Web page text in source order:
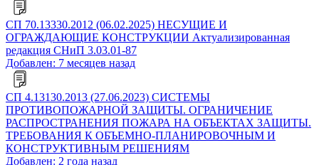
СП 70.13330.2012 (06.02.2025) НЕСУЩИЕ И
ОГРАЖДАЮЩИЕ КОНСТРУКЦИИ Актуализированная
редакция СНиП 3.03.01-87
Добавлен: 7 месяцев назад
СП 4.13130.2013 (27.06.2023) СИСТЕМЫ
ПРОТИВОПОЖАРНОЙ ЗАЩИТЫ. ОГРАНИЧЕНИЕ
РАСПРОСТРАНЕНИЯ ПОЖАРА НА ОБЪЕКТАХ ЗАЩИТЫ.
ТРЕБОВАНИЯ К ОБЪЕМНО-ПЛАНИРОВОЧНЫМ И
КОНСТРУКТИВНЫМ РЕШЕНИЯМ
Добавлен: 2 года назад